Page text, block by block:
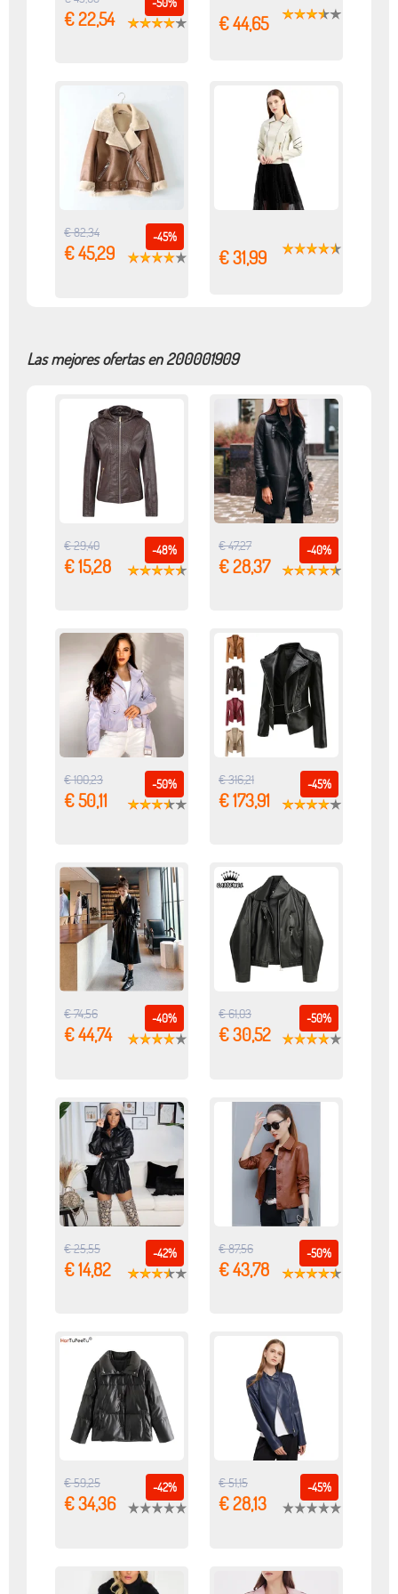
€ 22,54 € 44,65
-45%
€ 82,34
€ 45,29 € 31,99
Las mejores ofertas en 200001909
-48%
€ 29,40
€ 15,28
-40%
€ 47,27
€ 28,37
-50%
€ 100,23
€ 50,11
-45%
€ 316,21
€ 173,91
-40%
€ 74,56
€ 44,74
-50%
€ 61,03
€ 30,52
-42%
€ 25,55
€ 14,82
-50%
€ 87,56
€ 43,78
-42%
€ 59,25
€ 34,36
-45%
€ 51,15
€ 28,13